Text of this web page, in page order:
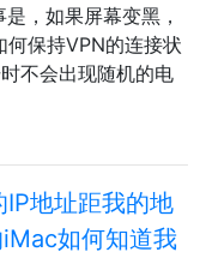
，如果屏幕变黑，
保持VPN的连接状
不会出现随机的电
地址距我的地
如何知道我